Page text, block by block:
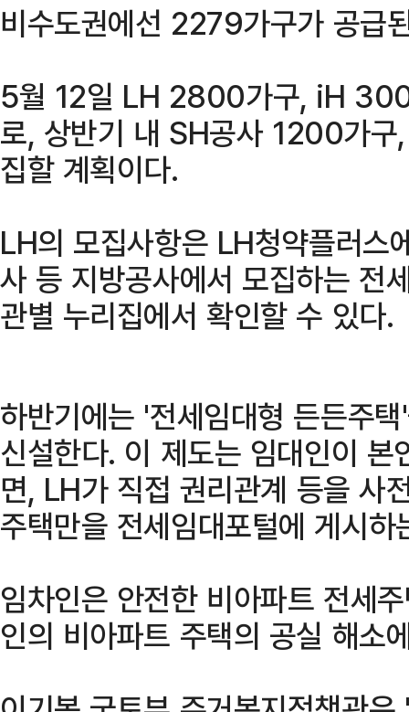
비수도권에선 2279가구가 공급
5월 12일 LH 2800가구, iH 300
로, 상반기 내 SH공사 1200가
집할 계획이다.
LH의 모집사항은 LH청약플러스
사 등 지방공사에서 모집하는
관별 누리집에서 확인할 수 있다.
하반기에는 '전세임대형 든든주
신설한다. 이 제도는 임대인이
면, LH가 직접 권리관계 등을 사
주택만을 전세임대포털에 게시하
임차인은 안전한 비아파트 전세
인의 비아파트 주택의 공실 해소